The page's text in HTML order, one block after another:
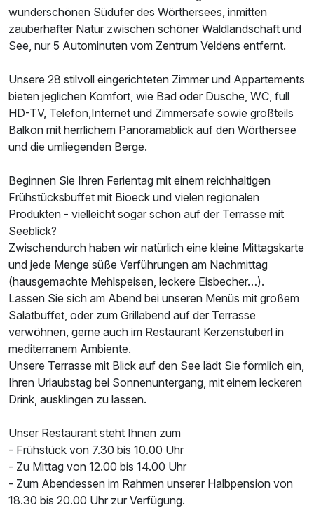
Für 2 Tage p.P. ab155,00 €
Doppelzimmer Standard
2 Erwachsene und 1 Kind
wunderschönen Südufer des Wörthersees, inmitten
zauberhafter Natur zwischen schöner Waldlandschaft und
See, nur 5 Autominuten vom Zentrum Veldens entfernt.
Unsere 28 stilvoll eingerichteten Zimmer und Appartements
bieten jeglichen Komfort, wie Bad oder Dusche, WC, full
HD-TV, Telefon,Internet und Zimmersafe sowie großteils
Balkon mit herrlichem Panoramablick auf den Wörthersee
und die umliegenden Berge.
Beginnen Sie Ihren Ferientag mit einem reichhaltigen
Frühstücksbuffet mit Bioeck und vielen regionalen
Produkten - vielleicht sogar schon auf der Terrasse mit
Seeblick?
Zwischendurch haben wir natürlich eine kleine Mittagskarte
und jede Menge süße Verführungen am Nachmittag
(hausgemachte Mehlspeisen, leckere Eisbecher…).
Lassen Sie sich am Abend bei unseren Menüs mit großem
Salatbuffet, oder zum Grillabend auf der Terrasse
verwöhnen, gerne auch im Restaurant Kerzenstüberl in
mediterranem Ambiente.
Unsere Terrasse mit Blick auf den See lädt Sie förmlich ein,
Ihren Urlaubstag bei Sonnenuntergang, mit einem leckeren
Drink, ausklingen zu lassen.
Unser Restaurant steht Ihnen zum
- Frühstück von 7.30 bis 10.00 Uhr
- Zu Mittag von 12.00 bis 14.00 Uhr
- Zum Abendessen im Rahmen unserer Halbpension von
18.30 bis 20.00 Uhr zur Verfügung.